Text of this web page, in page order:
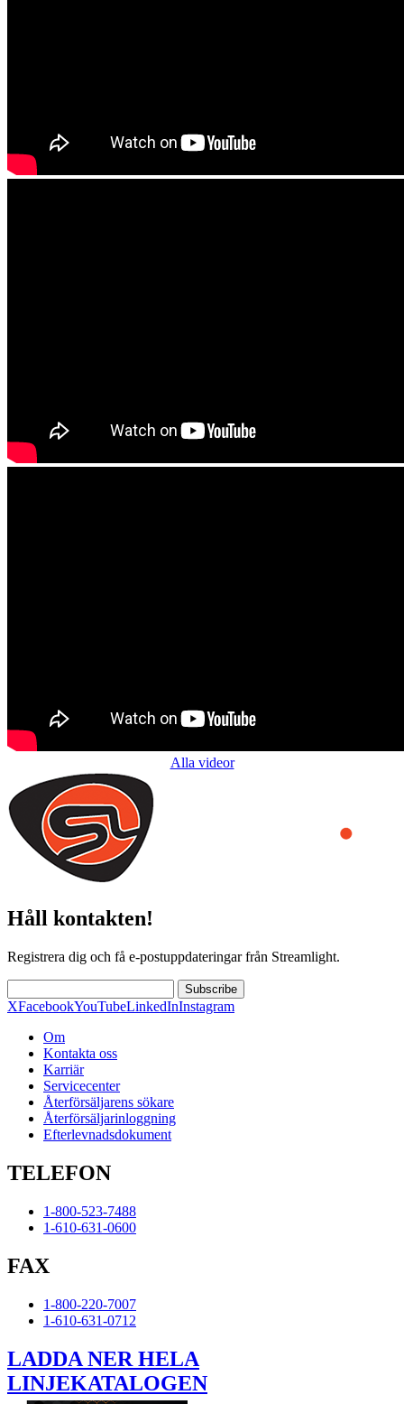
Alla videor
Håll kontakten!
Registrera dig och få e-postuppdateringar från Streamlight.
Subscribe
XFacebookYouTubeLinkedInInstagram
Om
Kontakta oss
Karriär
Servicecenter
Återförsäljarens sökare
Återförsäljarinloggning
Efterlevnadsdokument
TELEFON
1-800-523-7488
1-610-631-0600
FAX
1-800-220-7007
1-610-631-0712
LADDA NER HELA
LINJEKATALOGEN